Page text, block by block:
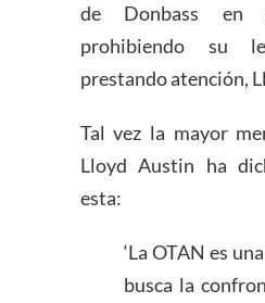
de Donbass en
prohibiendo su
prestando atención,
Tal vez la mayor
Lloyd Austin ha
esta:
‘La OTAN es
busca la